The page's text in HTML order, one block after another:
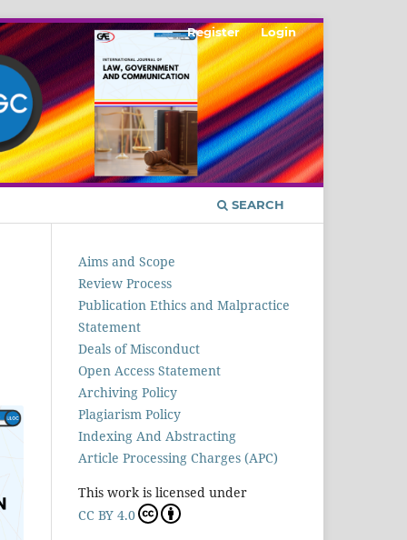
SEARCH
Register Login
Aims and Scope
Review Process
Publication Ethics and Malpractice
Statement
Deals of Misconduct
Open Access Statement
Archiving Policy
Plagiarism Policy
Indexing And Abstracting
Article Processing Charges (APC)
This work is licensed under
CC BY 4.0